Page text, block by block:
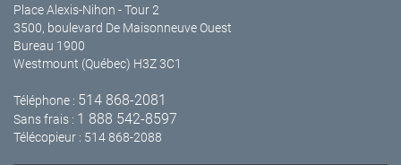
Place Alexis-Nihon - Tour 2
3500, boulevard De Maisonneuve Ouest
Bureau 1900
Westmount (Québec) H3Z 3C1
Téléphone : 514 868-2081
Sans frais : 1 888 542-8597
Télécopieur : 514 868-2088